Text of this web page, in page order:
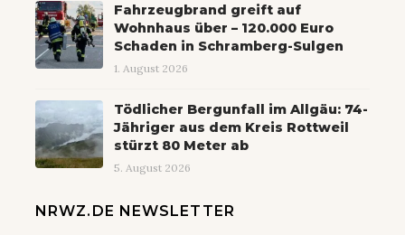
Fahrzeugbrand greift auf
Wohnhaus über – 120.000 Euro
Schaden in Schramberg-Sulgen
1. August 2026
Tödlicher Bergunfall im Allgäu: 74-
Jähriger aus dem Kreis Rottweil
stürzt 80 Meter ab
5. August 2026
NRWZ.DE NEWSLETTER